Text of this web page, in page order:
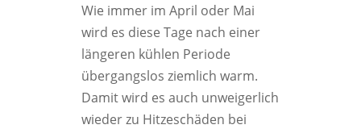
Wie immer im April oder Mai
wird es diese Tage nach einer
längeren kühlen Periode
übergangslos ziemlich warm.
Damit wird es auch unweigerlich
wieder zu Hitzeschäden bei